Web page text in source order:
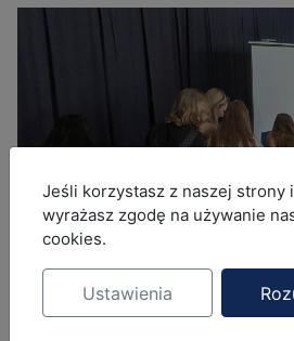
Jeśli korzystasz z naszej strony
wyrażasz zgodę na używanie
cookies.
Ustawienia